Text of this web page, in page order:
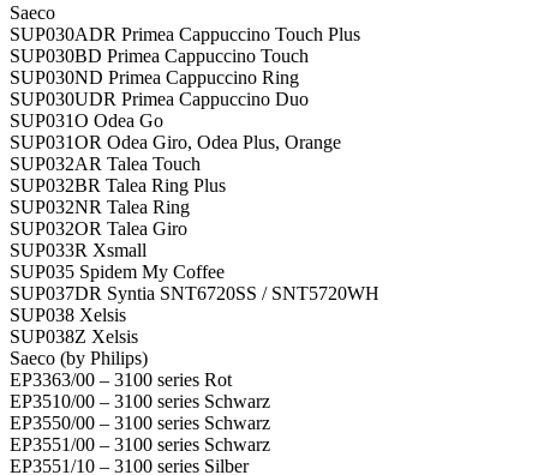
Saeco
SUP030ADR Primea Cappuccino Touch Plus
SUP030BD Primea Cappuccino Touch
SUP030ND Primea Cappuccino Ring
SUP030UDR Primea Cappuccino Duo
SUP031O Odea Go
SUP031OR Odea Giro, Odea Plus, Orange
SUP032AR Talea Touch
SUP032BR Talea Ring Plus
SUP032NR Talea Ring
SUP032OR Talea Giro
SUP033R Xsmall
SUP035 Spidem My Coffee
SUP037DR Syntia SNT6720SS / SNT5720WH
SUP038 Xelsis
SUP038Z Xelsis
Saeco (by Philips)
EP3363/00 – 3100 series Rot
EP3510/00 – 3100 series Schwarz
EP3550/00 – 3100 series Schwarz
EP3551/00 – 3100 series Schwarz
EP3551/10 – 3100 series Silber